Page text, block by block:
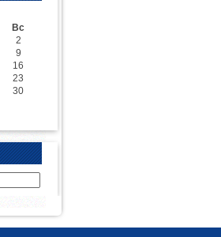
Вс
2
9
16
23
30